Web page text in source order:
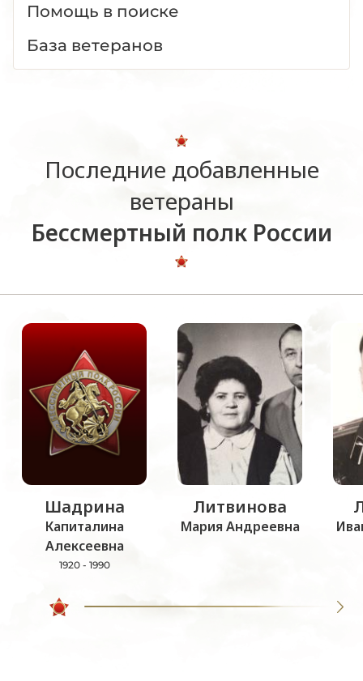
Помощь в поиске
База ветеранов
Последние добавленные
ветераны
Бессмертный полк России
Шадрина
Капиталина
Алексеевна
1920 - 1990
Литвинова
Мария Андреевна